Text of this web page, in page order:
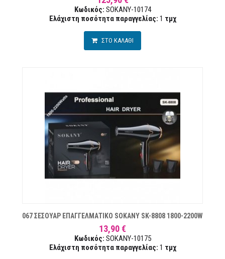
Κωδικός: SOKANY-10174
Ελάχιστη ποσότητα παραγγελίας: 1 τμχ
ΣΤΟ ΚΑΛΑΘΙ
067 ΣΕΣΟΥΑΡ ΕΠΑΓΓΕΛΜΑΤΙΚΟ SOKANY SK-8808 1800-2200W
13,90 €
Κωδικός: SOKANY-10175
Ελάχιστη ποσότητα παραγγελίας: 1 τμχ